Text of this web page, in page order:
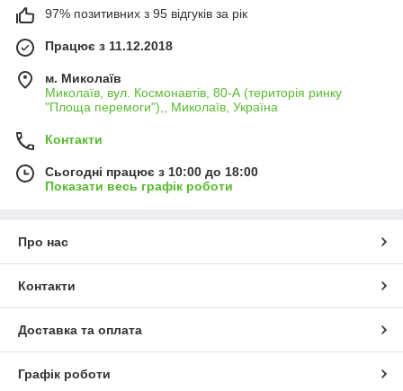
97% позитивних з 95 відгуків за рік
Працює з 11.12.2018
м. Миколаїв
Миколаїв, вул. Космонавтів, 80-А (територія ринку
"Площа перемоги"),, Миколаїв, Україна
Контакти
Сьогодні працює з 10:00 до 18:00
Показати весь графік роботи
Про нас
Контакти
Доставка та оплата
Графік роботи